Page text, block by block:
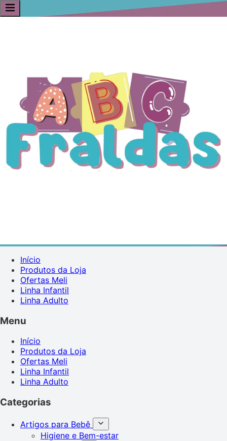
Início
Produtos da Loja
Ofertas Meli
Linha Infantil
Linha Adulto
Menu
Início
Produtos da Loja
Ofertas Meli
Linha Infantil
Linha Adulto
Categorias
Artigos para Bebê
Higiene e Bem-estar